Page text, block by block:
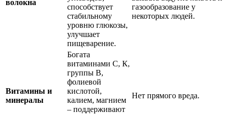
волокна
способствует
стабильному
уровню глюкозы,
улучшает
пищеварение.
газообразование у
некоторых людей.
Витамины и
минералы
Богата
витаминами С, К,
группы В,
фолиевой
кислотой,
калием, магнием
– поддерживают
Нет прямого вреда.